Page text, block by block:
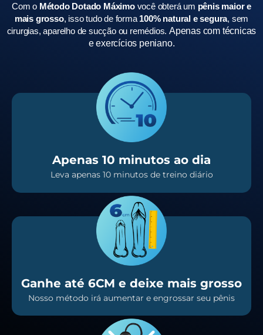
Com o Método Dotado Máximo você obterá um pênis maior e
mais grosso, isso tudo de forma 100% natural e segura, sem
cirurgias, aparelho de sucção ou remédios.Apenas com técnicas
e exercícios peniano.
Apenas 10 minutos ao dia
Leva apenas 10 minutos de treino diário
Ganhe até 6CM e deixe mais grosso
Nosso método irá aumentar e engrossar seu pênis